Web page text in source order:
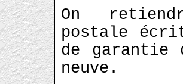
On
postale
de garantie
neuve.